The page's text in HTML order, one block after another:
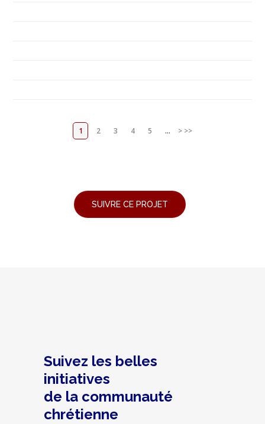
1 2 3 4 5 ... > >>
Suivez les belles
initiatives
de la communauté
chrétienne